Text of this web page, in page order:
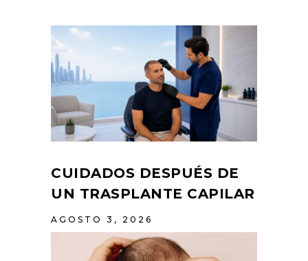
CUIDADOS DESPUÉS DE
UN TRASPLANTE CAPILAR
AGOSTO 3, 2026